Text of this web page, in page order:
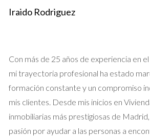
considerar es si has obtenido una
tener en cuenta todos los gastos
venta, como notaría, registro y otros
afectar el cálculo final.
Caso Práctico 1: Venta de una
Imagina que compraste tu vivienda
Iraido Rodriguez
Con más de 25 años de experiencia en
mi trayectoria profesional ha estado
formación constante y un compromiso
mis clientes. Desde mis inicios en
inmobiliarias más prestigiosas de
pasión por ayudar a las personas a